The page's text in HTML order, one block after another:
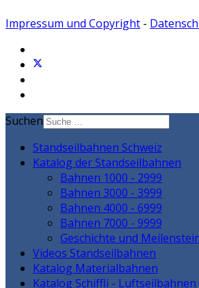
Impressum und Copyright -
Suchen
Standseilbahnen Schweiz
Katalog der Standseilbahnen
Bahnen 1000 - 2999
Bahnen 3000 - 3999
Bahnen 4000 - 6999
Bahnen 7000 - 9999
Geschichte und
Videos Standseilbahnen
Katalog Materialbahnen
Katalog Schiffli - Luftseilbahnen